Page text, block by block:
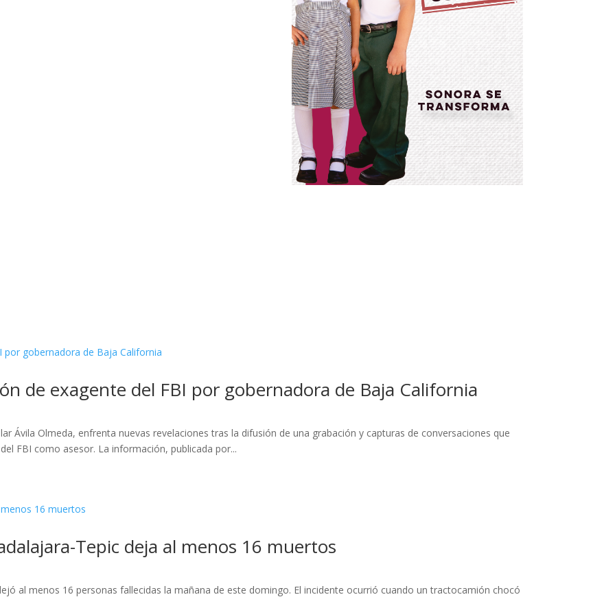
de exagente del FBI por gobernadora de Baja California
Ávila Olmeda, enfrenta nuevas revelaciones tras la difusión de una grabación y capturas de conversaciones que
FBI como asesor. La información, publicada por...
Tepic deja al menos 16 muertos
al menos 16 personas fallecidas la mañana de este domingo. El incidente ocurrió cuando un tractocamión chocó